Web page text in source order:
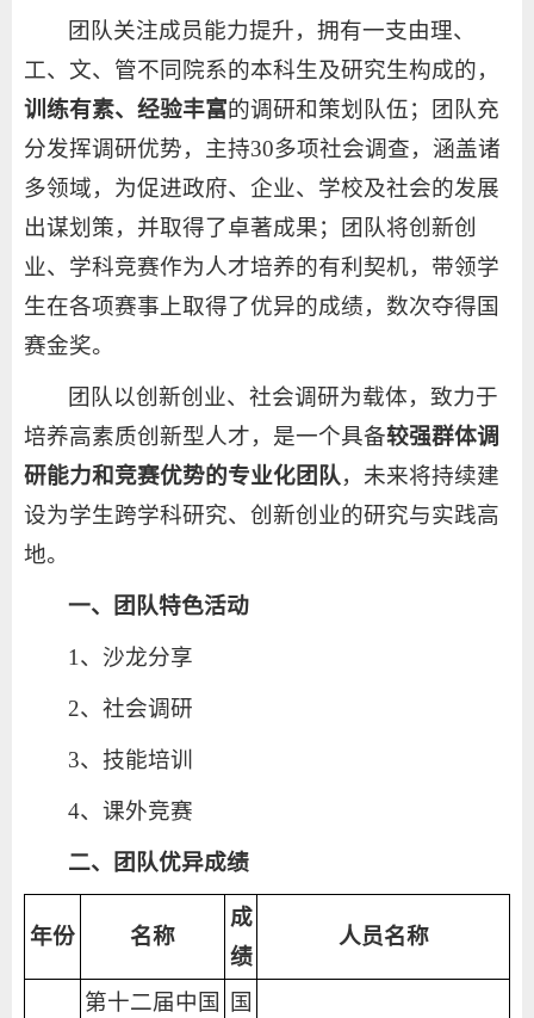
团队关注成员能力提升，拥有一支由理、
工、文、管不同院系的本科生及研究生构成的，
训练有素、经验丰富的调研和策划队伍；团队充
分发挥调研优势，主持30多项社会调查，涵盖诸
多领域，为促进政府、企业、学校及社会的发展
出谋划策，并取得了卓著成果；团队将创新创
业、学科竞赛作为人才培养的有利契机，带领学
生在各项赛事上取得了优异的成绩，数次夺得国
赛金奖。
团队以创新创业、社会调研为载体，致力于
培养高素质创新型人才，是一个具备较强群体调
研能力和竞赛优势的专业化团队，未来将持续建
设为学生跨学科研究、创新创业的研究与实践高
地。
一、团队特色活动
1、沙龙分享
2、社会调研
3、技能培训
4、课外竞赛
二、团队优异成绩
年份 名称
成
绩
人员名称
第十二届中国 国